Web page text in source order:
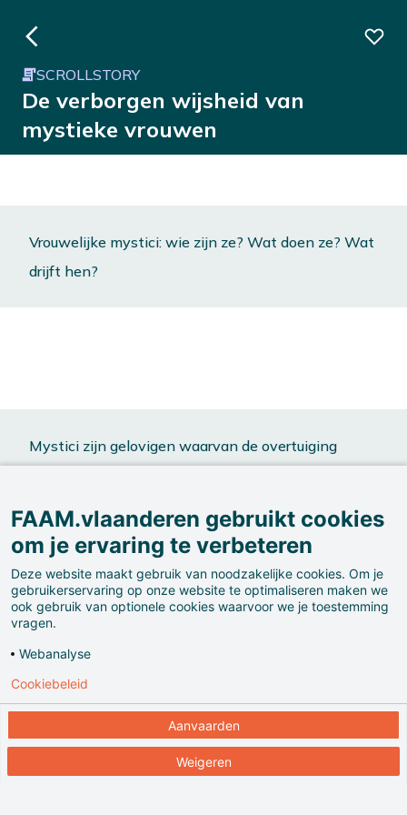
SCROLLSTORY
De verborgen wijsheid van
mystieke vrouwen
Vrouwelijke mystici: wie zijn ze? Wat doen ze? Wat
drijft hen?
Mystici zijn gelovigen waarvan de overtuiging
Hun opkomst liep gelijktijdig met het ontstaan van
begijnhoven en nieuwe kloosterordes.
Ook daar wilden gelovigen weg van de vaak
FAAM.vlaanderen gebruikt cookies
om je ervaring te verbeteren
Deze website maakt gebruik van noodzakelijke cookies. Om je
gebruikerservaring op onze website te optimaliseren maken we
ook gebruik van optionele cookies waarvoor we je toestemming
vragen.
Webanalyse
Aanvaarden
Weigeren
Cookiebeleid